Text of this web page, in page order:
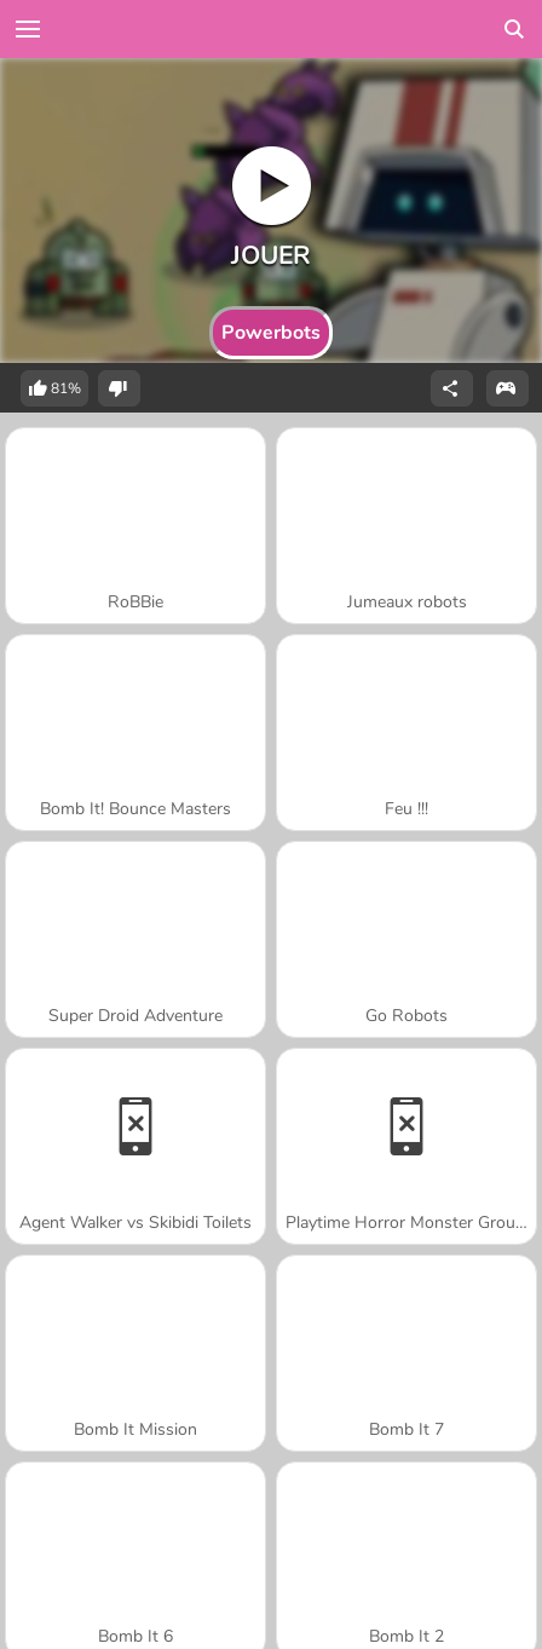
Powerbots
81%
RoBBie Jumeaux robots
Bomb It! Bounce Masters Feu !!!
Super Droid Adventure Go Robots
Agent Walker vs Skibidi Toilets Playtime Horror Monster Ground
Bomb It Mission Bomb It 7
Bomb It 6 Bomb It 2